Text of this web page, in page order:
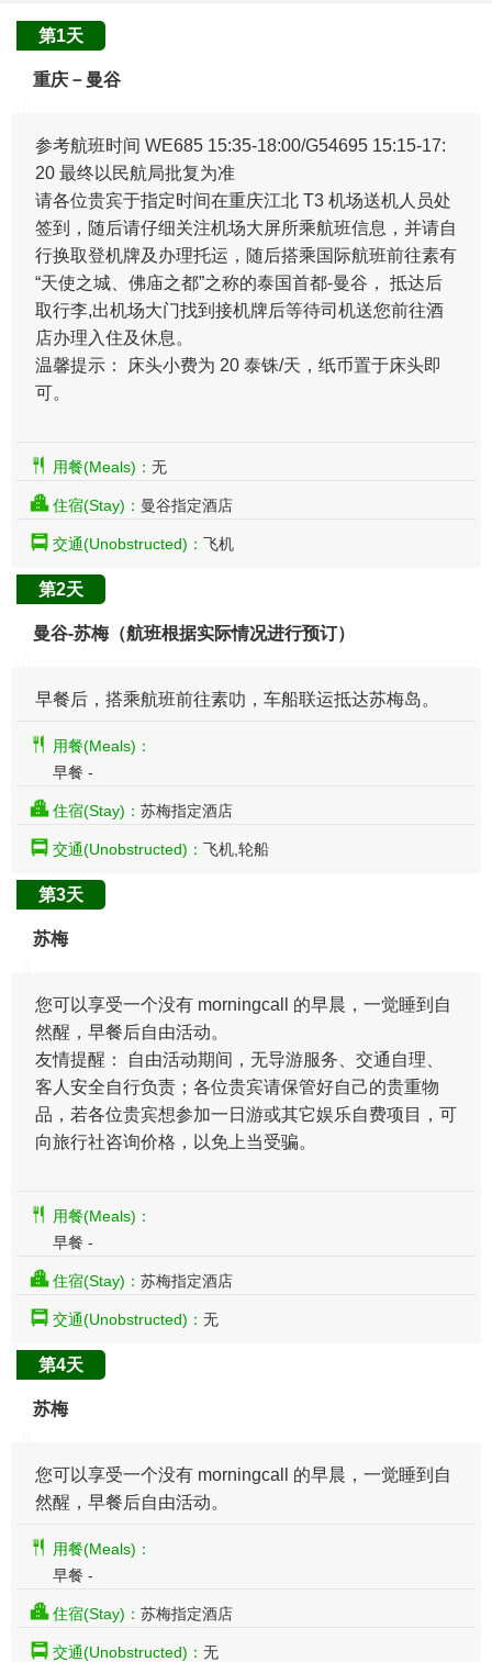
第1天
重庆－曼谷
参考航班时间 WE685 15:35-18:00/G54695 15:15-17:
20 最终以民航局批复为准
请各位贵宾于指定时间在重庆江北 T3 机场送机人员处
签到，随后请仔细关注机场大屏所乘航班信息，并请自
行换取登机牌及办理托运，随后搭乘国际航班前往素有
“天使之城、佛庙之都”之称的泰国首都-曼谷， 抵达后
取行李,出机场大门找到接机牌后等待司机送您前往酒
店办理入住及休息。
温馨提示： 床头小费为 20 泰铢/天，纸币置于床头即
可。
用餐(Meals)： 无
住宿(Stay)： 曼谷指定酒店
交通(Unobstructed)： 飞机
第2天
曼谷-苏梅（航班根据实际情况进行预订）
早餐后，搭乘航班前往素叻，车船联运抵达苏梅岛。
用餐(Meals)：
早餐 -
住宿(Stay)： 苏梅指定酒店
交通(Unobstructed)： 飞机,轮船
第3天
苏梅
您可以享受一个没有 morningcall 的早晨，一觉睡到自
然醒，早餐后自由活动。
友情提醒： 自由活动期间，无导游服务、交通自理、
客人安全自行负责；各位贵宾请保管好自己的贵重物
品，若各位贵宾想参加一日游或其它娱乐自费项目，可
向旅行社咨询价格，以免上当受骗。
用餐(Meals)：
早餐 -
住宿(Stay)： 苏梅指定酒店
交通(Unobstructed)： 无
第4天
苏梅
您可以享受一个没有 morningcall 的早晨，一觉睡到自
然醒，早餐后自由活动。
用餐(Meals)：
早餐 -
住宿(Stay)： 苏梅指定酒店
交通(Unobstructed)： 无